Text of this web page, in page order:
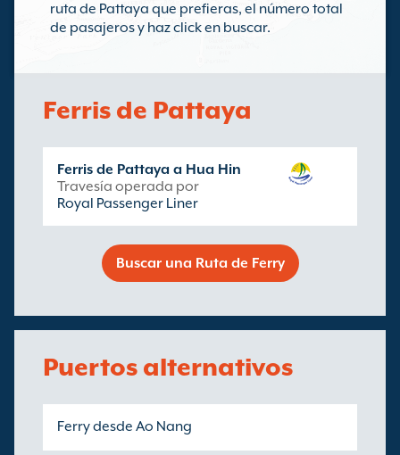
ruta de Pattaya que prefieras, el número total
de pasajeros y haz click en buscar.
Ferris de Pattaya
Ferris de Pattaya a Hua Hin
Travesía operada por
Royal Passenger Liner
Buscar una Ruta de Ferry
Puertos alternativos
Ferry desde Ao Nang